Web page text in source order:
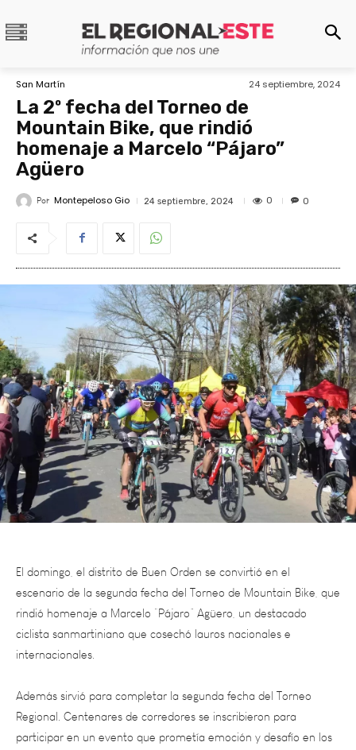
San Martín 24 septiembre, 2024
La 2º fecha del Torneo de
Mountain Bike, que rindió
homenaje a Marcelo “Pájaro”
Agüero
Por Montepeloso Gio 24 septiembre, 2024 0 0
El domingo, el distrito de Buen Orden se convirtió en el
escenario de la segunda fecha del Torneo de Mountain Bike, que
rindió homenaje a Marcelo “Pájaro” Agüero, un destacado
ciclista sanmartiniano que cosechó lauros nacionales e
internacionales.
Además sirvió para completar la segunda fecha del Torneo
Regional. Centenares de corredores se inscribieron para
participar en un eventoque prometía emoción y desafío en los
hermosos paisajes de la región.